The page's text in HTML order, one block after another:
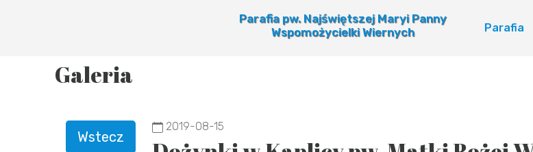
Parafia pw. Najświętszej Maryi Panny
Wspomożycielki Wiernych
Parafia
Galeria
Wstecz
2019-08-15